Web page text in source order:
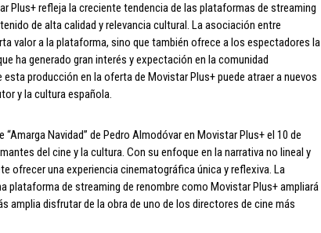
Plus+ refleja la creciente tendencia de las plataformas de streaming
de alta calidad y relevancia cultural. La asociación entre
valor a la plataforma, sino que también ofrece a los espectadores la
ha generado gran interés y expectación en la comunidad
producción en la oferta de Movistar Plus+ puede atraer a nuevos
y la cultura española.
Navidad” de Pedro Almodóvar en Movistar Plus+ el 10 de
del cine y la cultura. Con su enfoque en la narrativa no lineal y
ofrecer una experiencia cinematográfica única y reflexiva. La
plataforma de streaming de renombre como Movistar Plus+ ampliará
amplia disfrutar de la obra de uno de los directores de cine más